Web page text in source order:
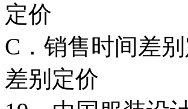
定价
C．销售时
差别定价